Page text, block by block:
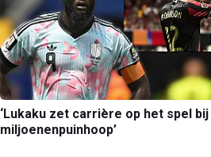
‘Lukaku zet carrière op het spel bij
miljoenenpuinhoop’